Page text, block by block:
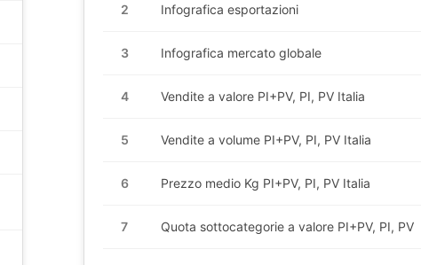
2 Infografica esportazioni
3 Infografica mercato globale
4 Vendite a valore PI+PV, PI, PV Italia
5 Vendite a volume PI+PV, PI, PV Italia
6 Prezzo medio Kg PI+PV, PI, PV Italia
7 Quota sottocategorie a valore PI+PV, PI, PV